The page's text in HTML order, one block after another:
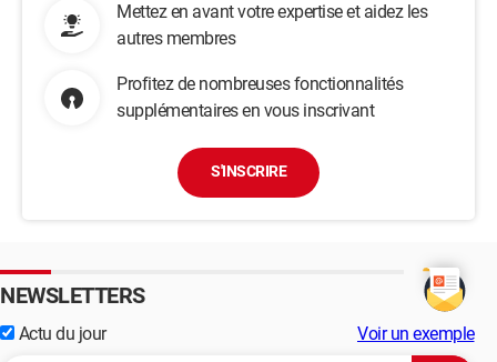
Mettez en avant votre expertise et aidez les
autres membres
Profitez de nombreuses fonctionnalités
supplémentaires en vous inscrivant
S'INSCRIRE
NEWSLETTERS
Actu du jour Voir un exemple